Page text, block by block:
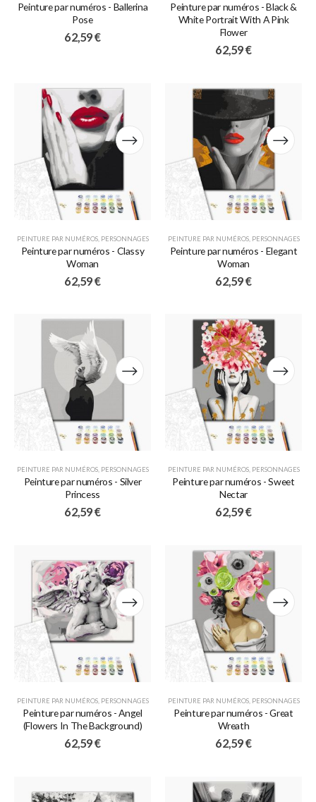
Peinture par numéros - Ballerina
Pose
62,59€
Peinture par numéros - Black &
White Portrait With A Pink
Flower
62,59€
PEINTURE PAR NUMÉROS, PERSONNAGES
Peinture par numéros - Classy
Woman
62,59€
PEINTURE PAR NUMÉROS, PERSONNAGES
Peinture par numéros - Elegant
Woman
62,59€
PEINTURE PAR NUMÉROS, PERSONNAGES
Peinture par numéros - Silver
Princess
62,59€
PEINTURE PAR NUMÉROS, PERSONNAGES
Peinture par numéros - Sweet
Nectar
62,59€
PEINTURE PAR NUMÉROS, PERSONNAGES
Peinture par numéros - Angel
(Flowers In The Background)
62,59€
PEINTURE PAR NUMÉROS, PERSONNAGES
Peinture par numéros - Great
Wreath
62,59€